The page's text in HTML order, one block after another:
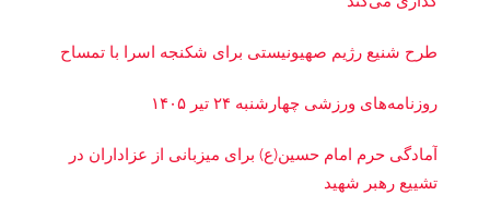
طرح شنیع رژیم صهیونیستی برای شکنجه اسرا با تمساح
روزنامه‌های ورزشی چهارشنبه ۲۴ تیر ۱۴۰۵
آمادگی حرم امام حسین(ع) برای میزبانی از عزاداران در
تشییع رهبر شهید